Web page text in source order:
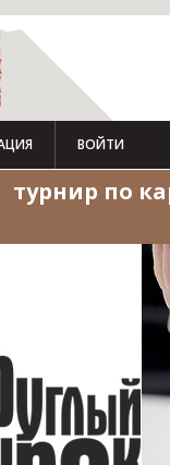
ВОЙТИ
турнир по